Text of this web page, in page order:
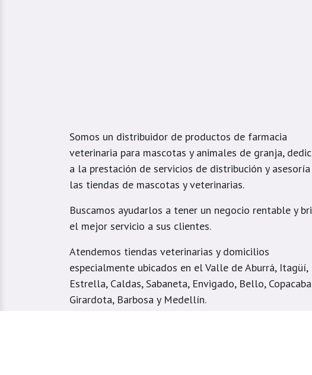
Somos un distribuidor de productos de farmacia
veterinaria para mascotas y animales de granja,
a la prestación de servicios de distribución y
las tiendas de mascotas y veterinarias.
Buscamos ayudarlos a tener un negocio rentable y
el mejor servicio a sus clientes.
Atendemos tiendas veterinarias y domicilios
especialmente ubicados en el Valle de Aburrá, Itagüí,
Estrella, Caldas, Sabaneta, Envigado, Bello,
Girardota, Barbosa y Medellín.